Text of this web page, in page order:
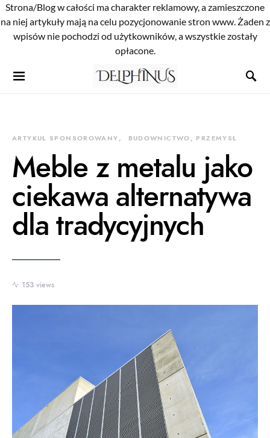
Strona/Blog w całości ma charakter reklamowy, a zamieszczone
na niej artykuły mają na celu pozycjonowanie stron www. Żaden z
wpisów nie pochodzi od użytkowników, a wszystkie zostały
opłacone.
ARTYKUŁ SPONSOROWANY BUDOWNICTWO, PRZEMYSŁ
Meble z metalu jako
ciekawa alternatywa
dla tradycyjnych
153 views